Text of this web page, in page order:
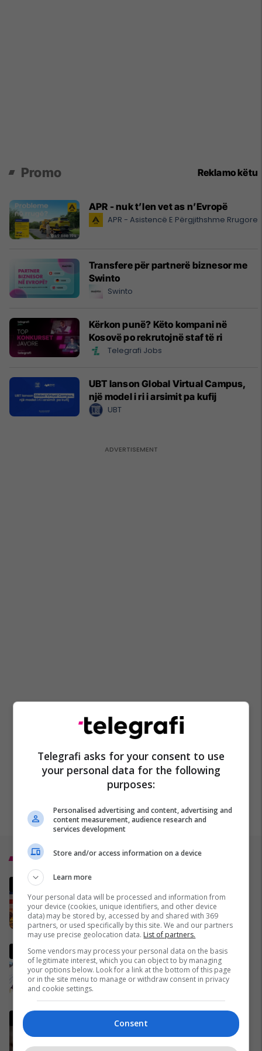
Promo Reklamo këtu
APR - nuk t’len vet as n’Evropë
APR - Asistencë E Përgjithshme Rrugore
Transfere për partnerë biznesor me
Swinto
Swinto
Kërkon punë? Këto kompani në
Kosovë po rekrutojnë staf të ri
Telegrafi Jobs
UBT lanson Global Virtual Campus,
një model i ri i arsimit pa kufij
UBT
Top 5
Dështojnë negociatat, lufta në
Iran vazhdon
02/04/2026
Pse Fidel Castro gjithmonë
mbante dy orë të markës
Rolex? (Foto)
Lideri i Iranit thyen heshtjen,
lëshon një deklaratë të rrallë
Telegrafi asks for your consent to use
your personal data for the following
purposes:
Personalised advertising and content, advertising and
content measurement, audience research and
services development
Store and/or access information on a device
Learn more
Your personal data will be processed and information from
your device (cookies, unique identifiers, and other device
data) may be stored by, accessed by and shared with 369
partners, or used specifically by this site. We and our partners
may use precise geolocation data. List of partners.
Some vendors may process your personal data on the basis
of legitimate interest, which you can object to by managing
your options below. Look for a link at the bottom of this page
or in the site menu to manage or withdraw consent in privacy
and cookie settings.
Consent